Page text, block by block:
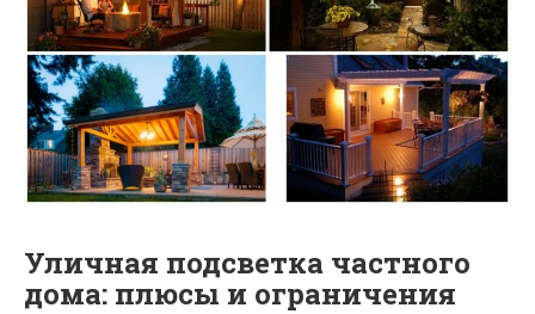
Уличная подсветка частного
дома: плюсы и ограничения